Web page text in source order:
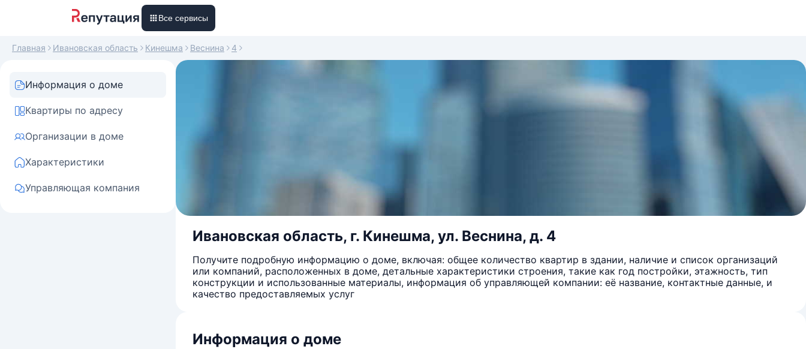
Все сервисы
Главная Ивановская область Кинешма Веснина 4
Информация о доме
Квартиры по адресу
Организации в доме
Характеристики
Управляющая компания
Ивановская область, г. Кинешма, ул. Веснина, д. 4
Получите подробную информацию о доме, включая: общее количество квартир в здании, наличие и список организаций
или компаний, расположенных в доме, детальные характеристики строения, такие как год постройки, этажность, тип
конструкции и использованные материалы, информация об управляющей компании: её название, контактные данные, и
качество предоставляемых услуг
Информация о доме